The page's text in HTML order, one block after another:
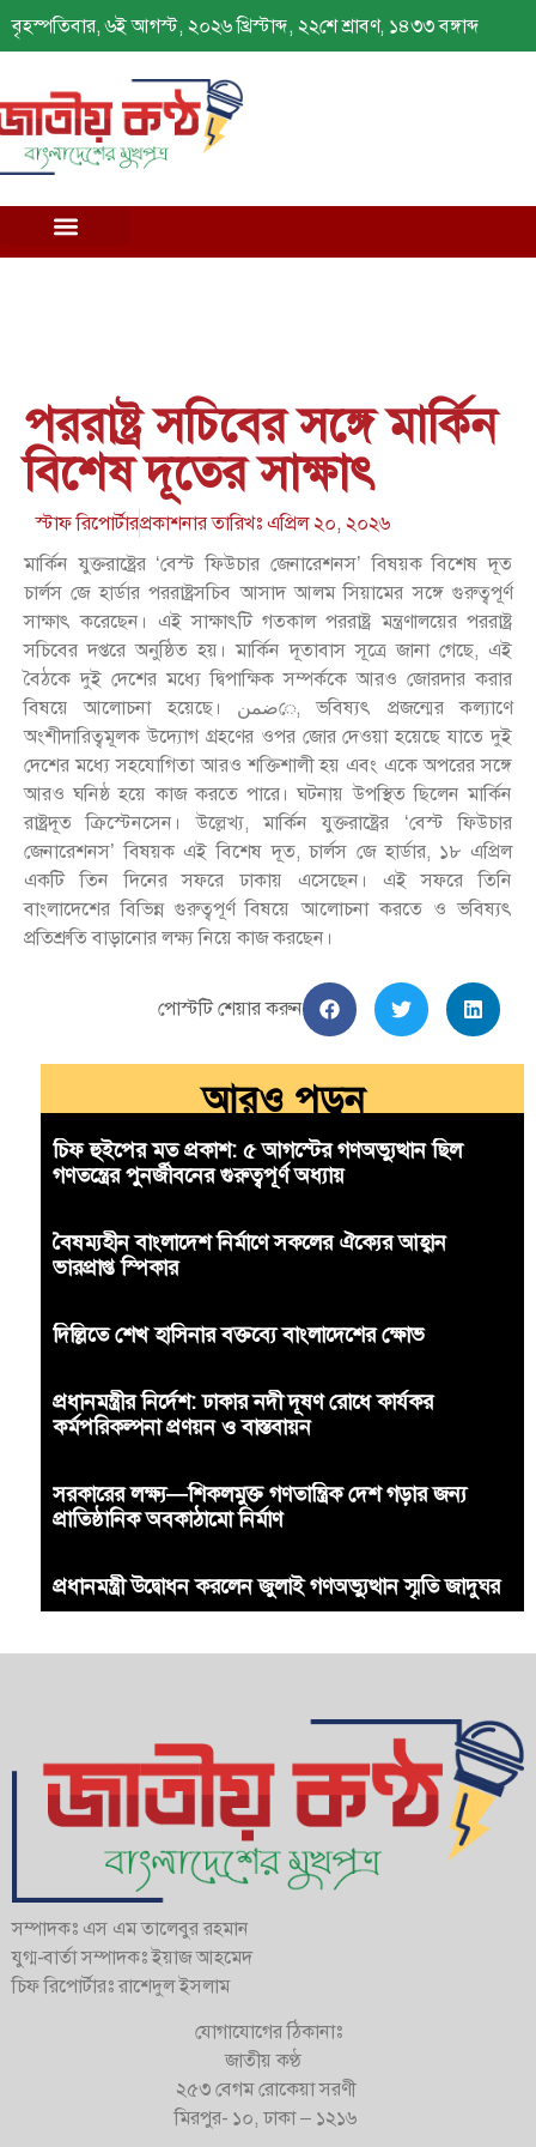
বৃহস্পতিবার, ৬ই আগস্ট, ২০২৬ খ্রিস্টাব্দ, ২২শে শ্রাবণ, ১৪৩৩ বঙ্গাব্দ
পররাষ্ট্র সচিবের সঙ্গে মার্কিন
বিশেষ দূতের সাক্ষাৎ
স্টাফ রিপোর্টারপ্রকাশনার তারিখঃএপ্রিল ২০, ২০২৬
মার্কিন যুক্তরাষ্ট্রের ‘বেস্ট ফিউচার জেনারেশনস’ বিষয়ক বিশেষ দূত
চার্লস জে হার্ডার পররাষ্ট্রসচিব আসাদ আলম সিয়ামের সঙ্গে গুরুত্বপূর্ণ
সাক্ষাৎ করেছেন। এই সাক্ষাৎটি গতকাল পররাষ্ট্র মন্ত্রণালয়ের পররাষ্ট্র
সচিবের দপ্তরে অনুষ্ঠিত হয়। মার্কিন দূতাবাস সূত্রে জানা গেছে, এই
বৈঠকে দুই দেশের মধ্যে দ্বিপাক্ষিক সম্পর্ককে আরও জোরদার করার
বিষয়ে আলোচনা হয়েছে। ضمنে, ভবিষ্যৎ প্রজন্মের কল্যাণে
অংশীদারিত্বমূলক উদ্যোগ গ্রহণের ওপর জোর দেওয়া হয়েছে যাতে দুই
দেশের মধ্যে সহযোগিতা আরও শক্তিশালী হয় এবং একে অপরের সঙ্গে
আরও ঘনিষ্ঠ হয়ে কাজ করতে পারে। ঘটনায় উপস্থিত ছিলেন মার্কিন
রাষ্ট্রদূত ক্রিস্টেনসেন। উল্লেখ্য, মার্কিন যুক্তরাষ্ট্রের ‘বেস্ট ফিউচার
জেনারেশনস’ বিষয়ক এই বিশেষ দূত, চার্লস জে হার্ডার, ১৮ এপ্রিল
একটি তিন দিনের সফরে ঢাকায় এসেছেন। এই সফরে তিনি
বাংলাদেশের বিভিন্ন গুরুত্বপূর্ণ বিষয়ে আলোচনা করতে ও ভবিষ্যৎ
প্রতিশ্রুতি বাড়ানোর লক্ষ্য নিয়ে কাজ করছেন।
পোস্টটি শেয়ার করুন
আরও পড়ুন
চিফ হুইপের মত প্রকাশ: ৫ আগস্টের গণঅভ্যুত্থান ছিল
গণতন্ত্রের পুনর্জীবনের গুরুত্বপূর্ণ অধ্যায়
বৈষম্যহীন বাংলাদেশ নির্মাণে সকলের ঐক্যের আহ্বান
ভারপ্রাপ্ত স্পিকার
দিল্লিতে শেখ হাসিনার বক্তব্যে বাংলাদেশের ক্ষোভ
প্রধানমন্ত্রীর নির্দেশ: ঢাকার নদী দূষণ রোধে কার্যকর
কর্মপরিকল্পনা প্রণয়ন ও বাস্তবায়ন
সরকারের লক্ষ্য—শিকলমুক্ত গণতান্ত্রিক দেশ গড়ার জন্য
প্রাতিষ্ঠানিক অবকাঠামো নির্মাণ
প্রধানমন্ত্রী উদ্বোধন করলেন জুলাই গণঅভ্যুত্থান স্মৃতি জাদুঘর
সম্পাদকঃ এস এম তালেবুর রহমান
যুগ্ম-বার্তা সম্পাদকঃ ইয়াজ আহমেদ
চিফ রিপোর্টারঃ রাশেদুল ইসলাম
যোগাযোগের ঠিকানাঃ
জাতীয় কণ্ঠ
২৫৩ বেগম রোকেয়া সরণী
মিরপুর- ১০, ঢাকা – ১২১৬